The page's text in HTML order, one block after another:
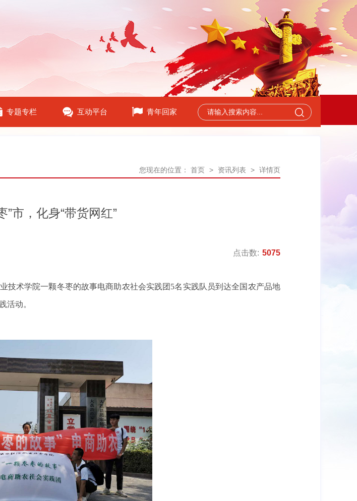
专题专栏 互动平台 青年回家
您现在的位置： 首页 > 资讯列表 > 详情页
”市，化身“带货网红”
点击数: 5075
技术学院一颗冬枣的故事电商助农社会实践团5名实践队员到达全国农产品地
活动。